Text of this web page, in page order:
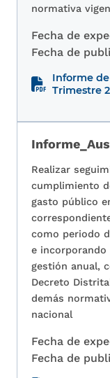
normativa
Fecha de
Fecha de
Informe
Trimestre
Realizar
cumplimiento
gasto público
como periodo
e incorporando
gestión anual,
Decreto
demás
nacional
Fecha de
Fecha de